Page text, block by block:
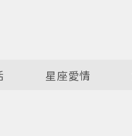
星座愛情